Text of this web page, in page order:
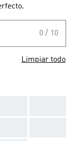
0 / 10
Limpiar todo